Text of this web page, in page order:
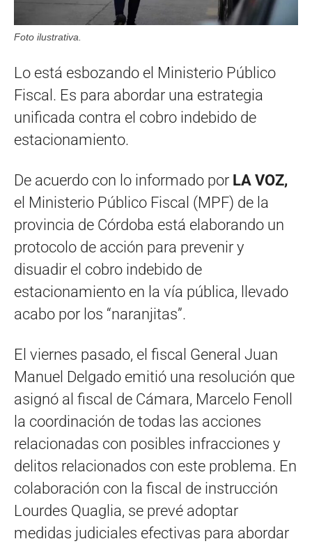
Foto ilustrativa.
Lo está esbozando el Ministerio Público
Fiscal. Es para abordar una estrategia
unificada contra el cobro indebido de
estacionamiento.
De acuerdo con lo informado por LA VOZ,
el Ministerio Público Fiscal (MPF) de la
provincia de Córdoba está elaborando un
protocolo de acción para prevenir y
disuadir el cobro indebido de
estacionamiento en la vía pública, llevado
acabo por los “naranjitas”.
El viernes pasado, el fiscal General Juan
Manuel Delgado emitió una resolución que
asignó al fiscal de Cámara, Marcelo Fenoll
la coordinación de todas las acciones
relacionadas con posibles infracciones y
delitos relacionados con este problema. En
colaboración con la fiscal de instrucción
Lourdes Quaglia, se prevé adoptar
medidas judiciales efectivas para abordar